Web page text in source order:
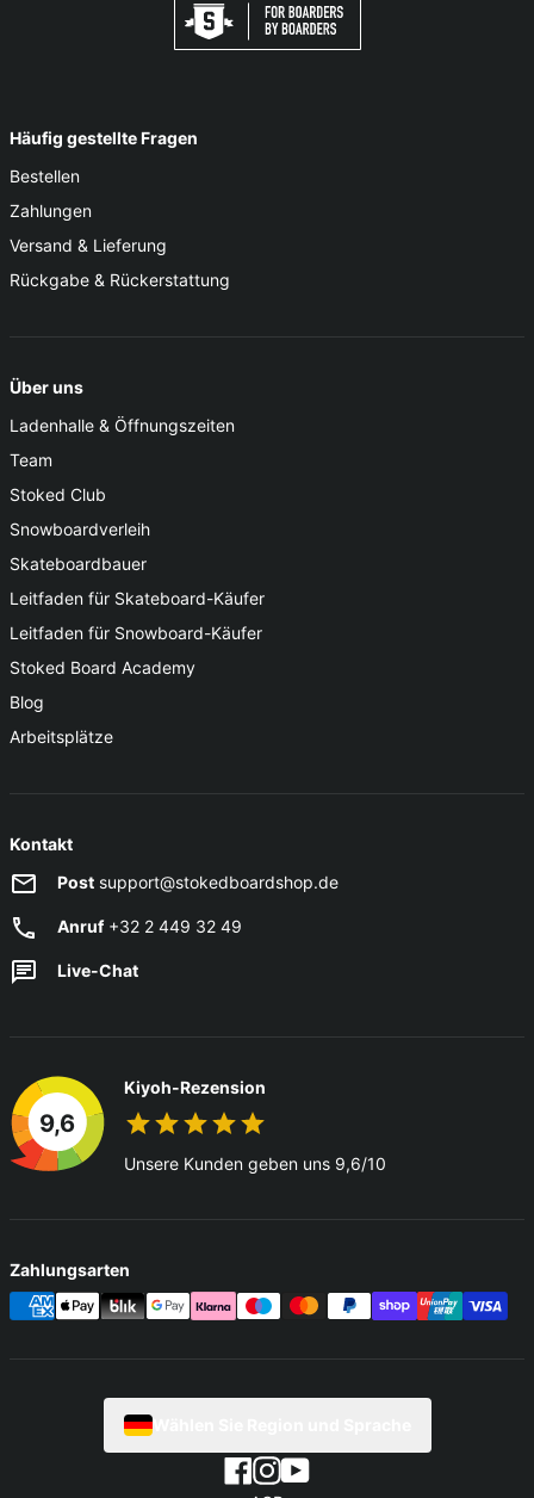
Häufig gestellte Fragen
Bestellen
Zahlungen
Versand & Lieferung
Rückgabe & Rückerstattung
Über uns
Ladenhalle & Öffnungszeiten
Team
Stoked Club
Snowboardverleih
Skateboardbauer
Leitfaden für Skateboard-Käufer
Leitfaden für Snowboard-Käufer
Stoked Board Academy
Blog
Arbeitsplätze
Kontakt
Post support@stokedboardshop.de
Anruf+32 2 449 32 49
Live-Chat
9,6
Kiyoh-Rezension
Unsere Kunden geben uns 9,6/10
Zahlungsarten
Wählen Sie Region und Sprache